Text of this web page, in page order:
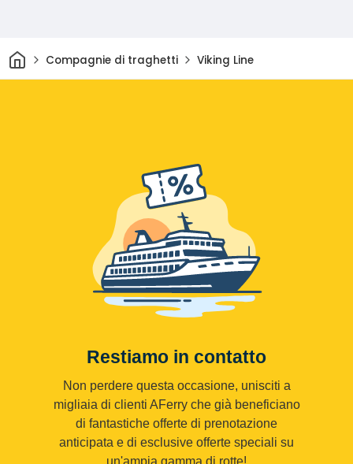
CasaCompagnie di traghetti Viking Line
Restiamo in contatto
Non perdere questa occasione, unisciti a
migliaia di clienti AFerry che già beneficiano
di fantastiche offerte di prenotazione
anticipata e di esclusive offerte speciali su
un'ampia gamma di rotte!